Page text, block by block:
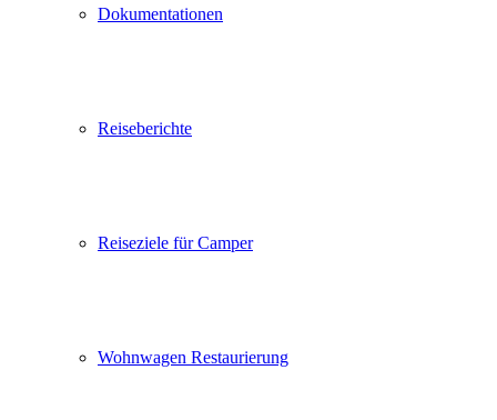
Dokumentationen
Reiseberichte
Reiseziele für Camper
Wohnwagen Restaurierung